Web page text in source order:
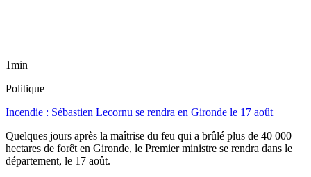
1min
Politique
Incendie : Sébastien Lecornu se rendra en Gironde le 17 août
Quelques jours après la maîtrise du feu qui a brûlé plus de 40 000
hectares de forêt en Gironde, le Premier ministre se rendra dans le
département, le 17 août.